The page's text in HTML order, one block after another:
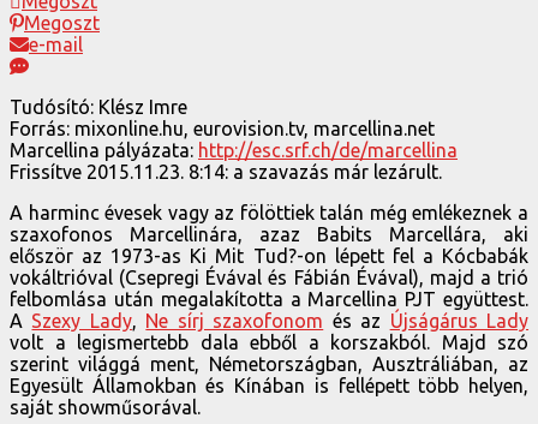
Megoszt
e-mail
Tudósító: Klész Imre
Forrás: mixonline.hu, eurovision.tv, marcellina.net
Marcellina pályázata: http://esc.srf.ch/de/marcellina
Frissítve 2015.11.23. 8:14: a szavazás már lezárult.
A harminc évesek vagy az fölöttiek talán még emlékeznek a
szaxofonos Marcellinára, azaz Babits Marcellára, aki
először az 1973-as Ki Mit Tud?-on lépett fel a Kócbabák
vokáltrióval (Csepregi Évával és Fábián Évával), majd a trió
felbomlása után megalakította a Marcellina PJT együttest.
A Szexy Lady, Ne sírj szaxofonom és az Újságárus Lady
volt a legismertebb dala ebből a korszakból. Majd szó
szerint világgá ment, Németországban, Ausztráliában, az
Egyesült Államokban és Kínában is fellépett több helyen,
saját showműsorával.